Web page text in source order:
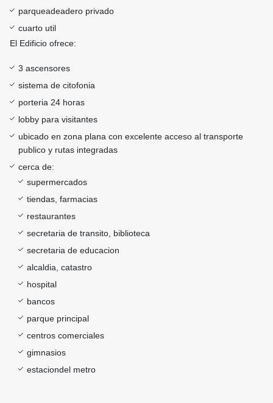
parqueadeadero privado
cuarto util
El Edificio ofrece:
3 ascensores
sistema de citofonia
porteria 24 horas
lobby para visitantes
ubicado en zona plana con excelente acceso al transporte
publico y rutas integradas
cerca de:
supermercados
tiendas, farmacias
restaurantes
secretaria de transito, biblioteca
secretaria de educacion
alcaldia, catastro
hospital
bancos
parque principal
centros comerciales
gimnasios
estaciondel metro